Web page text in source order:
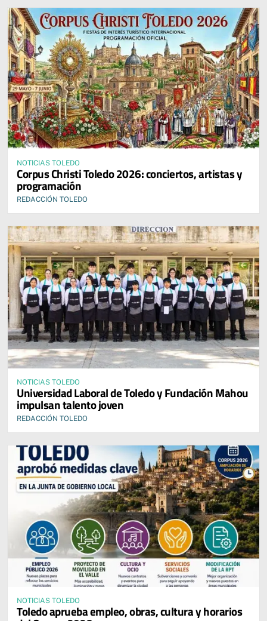
NOTICIAS TOLEDO
Corpus Christi Toledo 2026: conciertos, artistas y
programación
REDACCIÓN TOLEDO
NOTICIAS TOLEDO
Universidad Laboral de Toledo y Fundación Mahou
impulsan talento joven
REDACCIÓN TOLEDO
NOTICIAS TOLEDO
Toledo aprueba empleo, obras, cultura y horarios